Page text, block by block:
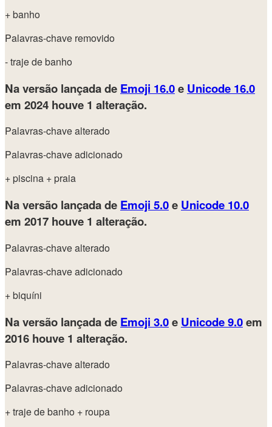
+ banho
Palavras-chave removido
- traje de banho
Na versão lançada de Emoji 16.0e Unicode 16.0
em 2024 houve 1 alteração.
Palavras-chave alterado
Palavras-chave adicionado
+ piscina + praia
Na versão lançada de Emoji 5.0e Unicode 10.0
em 2017 houve 1 alteração.
Palavras-chave alterado
Palavras-chave adicionado
+ biquíni
Na versão lançada de Emoji 3.0e Unicode 9.0em
2016 houve 1 alteração.
Palavras-chave alterado
Palavras-chave adicionado
+ traje de banho + roupa